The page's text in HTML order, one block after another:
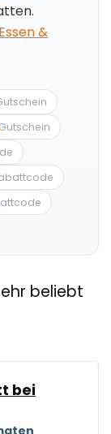
Essen &
Gutschein
beliebt
bei